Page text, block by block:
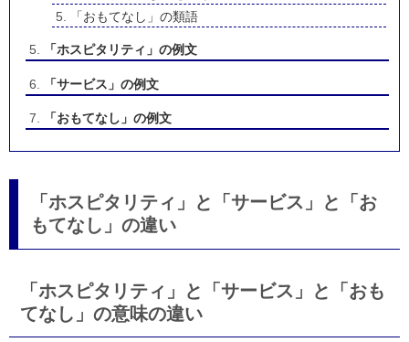
「おもてなし」の類語
「ホスピタリティ」の例文
「サービス」の例文
「おもてなし」の例文
「ホスピタリティ」と「サービス」と「お
もてなし」の違い
「ホスピタリティ」と「サービス」と「おも
てなし」の意味の違い